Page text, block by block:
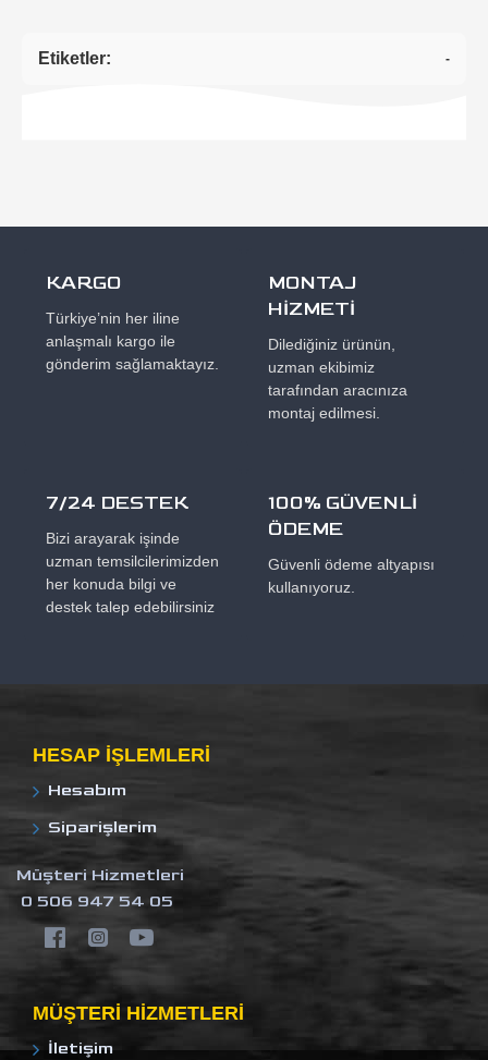
Etiketler: -
KARGO
Türkiye’nin her iline
anlaşmalı kargo ile
gönderim sağlamaktayız.
MONTAJ
HİZMETİ
Dilediğiniz ürünün,
uzman ekibimiz
tarafından aracınıza
montaj edilmesi.
7/24 DESTEK
Bizi arayarak işinde
uzman temsilcilerimizden
her konuda bilgi ve
destek talep edebilirsiniz
100% GÜVENLİ
ÖDEME
Güvenli ödeme altyapısı
kullanıyoruz.
HESAP IŞLEMLERI
Hesabım
Siparişlerim
Müşteri Hizmetleri
0 506 947 54 05
MÜŞTERI HIZMETLERI
İletişim